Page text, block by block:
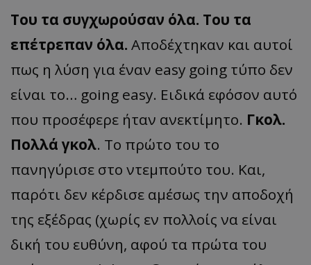
Του τα συγχωρούσαν όλα. Του τα
επέτρεπαν όλα. Αποδέχτηκαν και αυτοί
πως η λύση για έναν easy going τύπο δεν
είναι το… going easy. Ειδικά εφόσον αυτό
που προσέφερε ήταν ανεκτίμητο. Γκολ.
Πολλά γκολ. Το πρώτο του το
πανηγύρισε στο ντεμπούτο του. Και,
παρότι δεν κέρδισε αμέσως την αποδοχή
της εξέδρας (χωρίς εν πολλοίς να είναι
δική του ευθύνη, αφού τα πρώτα του